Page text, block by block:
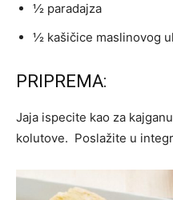
½ paradajza
½ kašičice maslinovog
PRIPREMA:
Jaja ispecite kao za
kolutove. Poslažite u